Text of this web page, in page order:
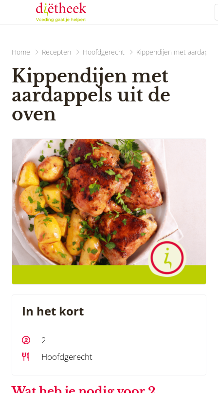
Home Recepten Hoofdgerecht Kippendijen met
Kippendijen met
aardappels uit de
oven
In het kort
2
Hoofdgerecht